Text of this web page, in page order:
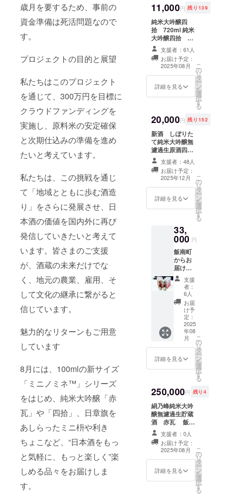
歳月を要するため、事前の
資金準備は死活問題なので
す。
プロジェクトの目的と展望
私たちはこのプロジェクト
を通じて、300万円を目標に
クラウドファンディングを
実施し、原料米の安定確保
と次期仕込みの準備を進め
たいと考えています。
私たちは、この挑戦を通じ
て「地域とともに歩む酒造
り」をさらに発展させ、日
本酒の価値を国内外に再び
発信していきたいと考えて
います。皆さまのご支援
が、酒蔵の未来だけでな
く、地元の農業、雇用、そ
して文化の継承に繋がると
信じています。
魅力的なリターンもご用意
しています
8月には、100mlの新サイズ
「ミニノミネ™」シリーズ
をはじめ、純米大吟醸「赤
瓦」や「四拾」、日章旗を
あしらったミニ枡や利き
ちょこなど、“日本酒をもっ
と気軽に、もっと楽しく”楽
しめる品々をお届けしま
す。
れています。20
歳未満の方はこ
のリターンを選
択できません。
コシヒカリの酒
の特長でもある
味わい深さ、ボ
ディの強さを感
じることができ
ます。 飯南町産
米の旨さをぜひ
日本酒で感じて
いただきたいと
料 ：米（島根
県飯南町産）、
精米歩合：40％
アルコール度：
15度（予定） 加
熱殺菌しない生
原酒です。チル
ド便、クール便
でお届けしま
す。 離島の場合
にはチルド便、
応ができない場
合がございま
にお問い合わせ
くださいませ。
お調べいたしま
定は１2月として
おりますが、発
酵の状況等で１
１月に前倒し、
または１月にず
れ込む場合がご
ざいます。 ２０
２５年末まで、
クレジットを
ホームページに
掲載します。備
考に記載するお
名前（本名、
ニックネーム
可、公序良俗に
をご記入くださ
い。 クレジット
のご記載が必要
ない場合は備考
に記入しないで
ください。 ※20
歳未満の者によ
る飲酒は法令で
禁止されていま
す。20歳未満の
方はこのリター
ンを選択できま
せん。
11,000円 残り139
純米大吟醸四
拾 720ml 純米
大吟醸四拾 ミ
ニノミネ
100ml ミニ枡
２個セット 絹乃
峰ステッカー
金銀１枚づつ 国
産米使用の純米
した。 720ml商
品はお召し上が
りいただき、
100mlは御供
え、フィギュア
の撮影などにご
利用ください。
絹乃峰と、日本
国旗の焼印があ
勺）２個付き、
絹乃峰ステッ
で、クレジット
をホームページ
に掲載します。
備考に記載する
お名前（本名、
ニックネーム
可、公序良俗に
反しないもの）
をご記入くださ
い。 クレジット
のご記載が必要
ない場合は備考
に記入しないで
ください。 ※20
歳未満の者によ
禁止されていま
す。20歳未満の
せん。
支援者：61人
お届け予定：
2025年08月
詳細を見る
こ
の
リ
タ
ー
ン
を
選
択
す
る
20,000円 残り152
新酒 しぼりた
て純米大吟醸無
濾過生原酒四
拾 コシヒカ
リ 720mlと超
にごり720mlの
２本セット 飯南
町産の契約栽培
田のコシヒカリ
たてを送りま
す。 純米大吟醸
でありながら、
コシヒカリの酒
の特長でもある
味わい深さ、ボ
ディの強さを感
じることができ
ます。 無濾過生
原酒と、株式会
社赤名酒造の人
気企画商品 超
にごりをセット
にしました。 飯
南町産米の旨さ
感じていただき
たいと思いま
ジットをホーム
ページに掲載し
ます。備考に記
載するお名前
（本名、ニック
ネーム可、公序
良俗に反しない
もの）をご記入
ください。 クレ
が必要ない場合
は、クレジット
支援者：48人
お届け予定：
2025年12月
詳細を見る
こ
の
リ
タ
ー
ン
を
選
択
す
る
33,
000 円
飯南町
からお
届けす
る、特
別な返
礼品
セット
のご紹
介で
す。自
然豊か
な島根
県飯南
町で丹
精込め
て醸さ
赤名酒
造の自
信作
「ミニ
ノミ
リーズ
をお楽
しみく
ださ
い。今
支援
者：
6人
お届
け予
定：
2025
年08
月
詳細を見る
こ
の
リ
タ
ー
ン
を
選
択
す
る
250,000円 残り4
絹乃峰純米大吟
醸無濾過生貯蔵
酒 赤瓦 飯南
町産酒米五百万
石を３５％まで
精米し非加熱で
マイナス１０℃
で６年貯蔵した
ものを、加熱急
支援者：0人
お届け予定：
2025年08月
詳細を見る
こ
の
リ
タ
ー
ン
を
選
択
す
る